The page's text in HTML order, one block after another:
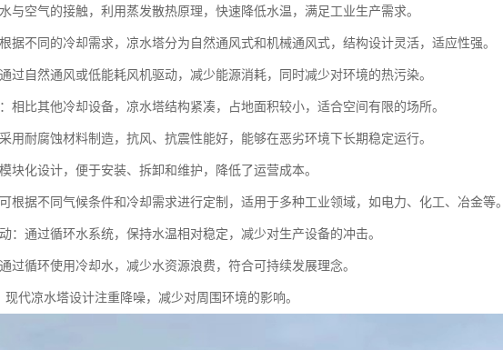
与空气的接触，利用蒸发散热原理，快速降低水温，满足工业生产需求。
据不同的冷却需求，凉水塔分为自然通风式和机械通风式，结构设计灵活，适应性强。
过自然通风或低能耗风机驱动，减少能源消耗，同时减少对环境的热污染。
相比其他冷却设备，凉水塔结构紧凑，占地面积较小，适合空间有限的场所。
用耐腐蚀材料制造，抗风、抗震性能好，能够在恶劣环境下长期稳定运行。
块化设计，便于安装、拆卸和维护，降低了运营成本。
根据不同气候条件和冷却需求进行定制，适用于多种工业领域，如电力、化工、冶金等。
：通过循环水系统，保持水温相对稳定，减少对生产设备的冲击。
过循环使用冷却水，减少水资源浪费，符合可持续发展理念。
现代凉水塔设计注重降噪，减少对周围环境的影响。